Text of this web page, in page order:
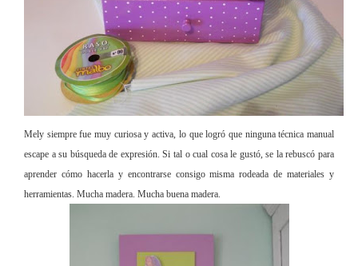
Mely siempre fue muy curiosa y activa, lo que logró que ninguna técnica manual
escape a su búsqueda de expresión. Si tal o cual cosa le gustó, se la rebuscó para
aprender cómo hacerla y encontrarse consigo misma rodeada de materiales y
herramientas. Mucha madera. Mucha buena madera.